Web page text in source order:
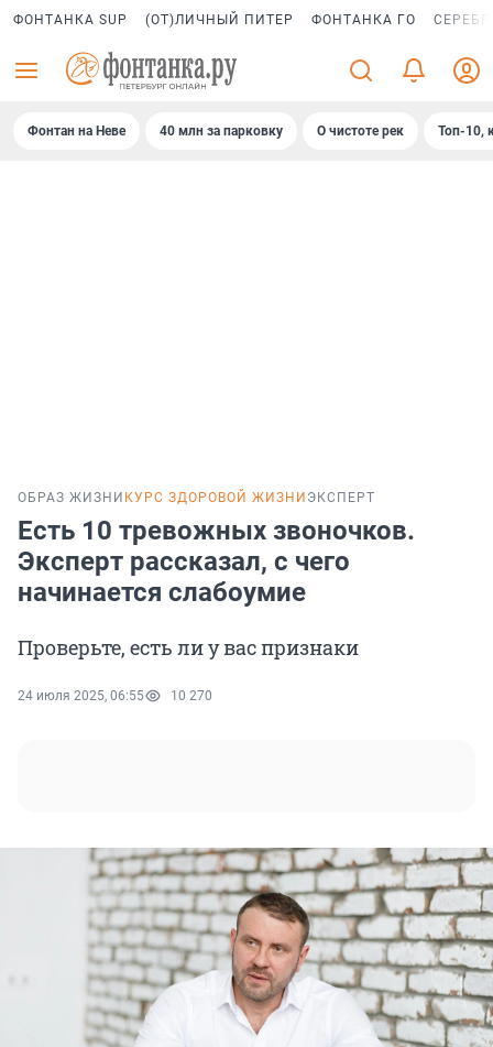
ФОНТАНКА SUP (ОТ)ЛИЧНЫЙ ПИТЕР ФОНТАНКА ГО
Фонтан на Неве 40 млн за парковку О чистоте рек Топ-10,
ОБРАЗ ЖИЗНИ КУРС ЗДОРОВОЙ ЖИЗНИ ЭКСПЕРТ
Есть 10 тревожных звоночков.
Эксперт рассказал, с чего
начинается слабоумие
Проверьте, есть ли у вас признаки
24 июля 2025, 06:55 10 270